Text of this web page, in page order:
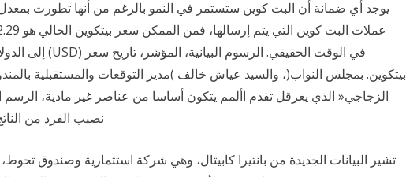
يوجد أي ضمانة أن البت كوين ستستمر في النمو بالرغم من أنها تطورت بمعدل
بيتكوين. بمجلس النواب(، والسيد عياش خالف )مدير التوقعات والمستقبلية
نصيب الفرد من الناتج
تشير البيانات الجديدة من بانتيرا كابيتال، وهي شركة استثمارية وصندوق